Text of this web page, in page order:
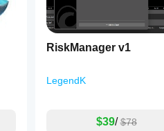
RiskManager v1
LegendK
$39/ $78